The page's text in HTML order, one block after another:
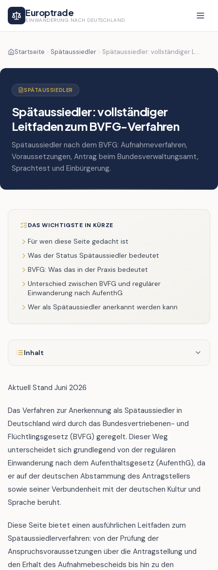
Europtrade
EINWANDERUNG NACH DEUTSCHLAND
Startseite Spätaussiedler Spätaussiedler: vollständiger Leitfaden zum BVFG-Verfahren
SPÄTAUSSIEDLER
Spätaussiedler: vollständiger
Leitfaden zum BVFG-Verfahren
Spätaussiedler nach dem BVFG: Aufnahmeverfahren,
Voraussetzungen, Antrag beim Bundesverwaltungsamt,
Sprachtest und Einbürgerung.
DAS WICHTIGSTE IN KÜRZE
Für wen diese Seite gedacht ist
Was der Status Spätaussiedler bedeutet
BVFG: Was das in der Praxis bedeutet
Unterschied zwischen BVFG und regulärer
Einwanderung nach AufenthG
Wer als Spätaussiedler anerkannt werden kann
Inhalt
Aktuell Stand Juni 2026
Das Verfahren zur Anerkennung als Spätaussiedler in
Deutschland wird durch das Bundesvertriebenen- und
Flüchtlingsgesetz (BVFG) geregelt. Dieser Weg
unterscheidet sich grundlegend von der regulären
Einwanderung nach dem Aufenthaltsgesetz (AufenthG), da
er auf der deutschen Abstammung des Antragstellers
sowie seiner Verbundenheit mit der deutschen Kultur und
Sprache beruht.
Diese Seite bietet einen ausführlichen Leitfaden zum
Spätaussiedlerverfahren: von der Prüfung der
Anspruchsvoraussetzungen über die Antragstellung und
den Erhalt des Aufnahmebescheids bis hin zu den